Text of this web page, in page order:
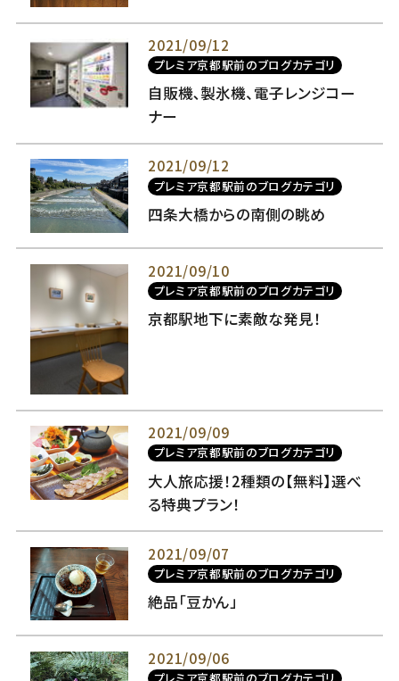
2021/09/12
プレミア京都駅前のブログカテゴリ
自販機､製氷機、電子レンジコー
ナー
2021/09/12
プレミア京都駅前のブログカテゴリ
四条大橋からの南側の眺め
2021/09/10
プレミア京都駅前のブログカテゴリ
京都駅地下に素敵な発見！
2021/09/09
プレミア京都駅前のブログカテゴリ
大人旅応援！2種類の【無料】選べ
る特典プラン！
2021/09/07
プレミア京都駅前のブログカテゴリ
絶品「豆かん」
2021/09/06